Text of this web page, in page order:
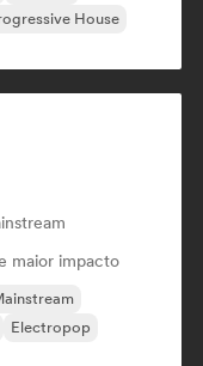
House
maior impacto
Electropop